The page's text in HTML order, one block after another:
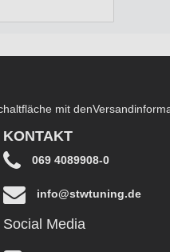
mit den
KONTAKT
069 4089908-0
info@stwtuning.de
Social Media